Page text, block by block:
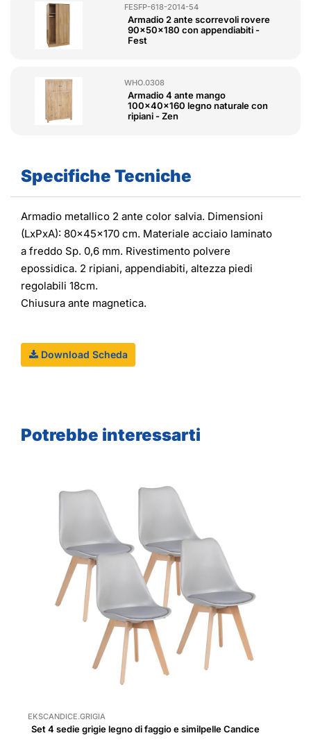
FESFP-618-2014-54
Armadio 2 ante scorrevoli rovere
90x50x180 con appendiabiti -
Fest
WHO.0308
Armadio 4 ante mango
100x40x160 legno naturale con
ripiani - Zen
Specifiche Tecniche
Armadio metallico 2 ante color salvia. Dimensioni
(LxPxA): 80x45x170 cm. Materiale acciaio laminato
a freddo Sp. 0,6 mm. Rivestimento polvere
epossidica. 2 ripiani, appendiabiti, altezza piedi
regolabili 18cm.
Chiusura ante magnetica.
Download Scheda
Potrebbe interessarti
EKSCANDICE.GRIGIA
Set 4 sedie grigie legno di faggio e similpelle Candice